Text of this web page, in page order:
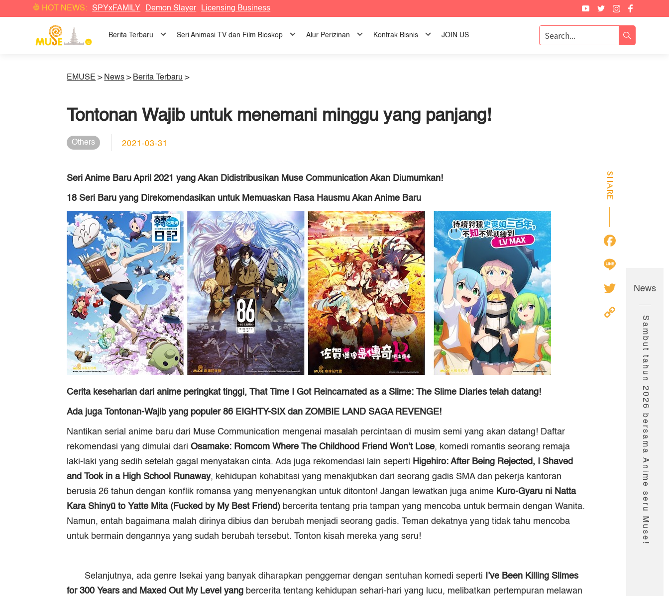
HOT NEWS: SPYxFAMILY Demon Slayer Licensing Business
Berita Terbaru Seri Animasi TV dan Film Bioskop Alur Perizinan Kontrak Bisnis JOIN US
EMUSE > News > Berita Terbaru >
Tontonan Wajib untuk menemani minggu yang panjang!
Others 2021-03-31
Seri Anime Baru April 2021 yang Akan Didistribusikan Muse Communication Akan Diumumkan!
18 Seri Baru yang Direkomendasikan untuk Memuaskan Rasa Hausmu Akan Anime Baru
Cerita keseharian dari anime peringkat tinggi,That Time I Got Reincarnated as a Slime: The Slime Diaries telah datang!
Ada juga Tontonan-Wajib yang populer86 EIGHTY-SIXdanZOMBIE LAND SAGA REVENGE!
Nantikan serial anime baru dari Muse Communication mengenai masalah percintaan di musim semi yang akan datang! Daftar
rekomendasi yang dimulai dariOsamake: Romcom Where The Childhood Friend Won’t Lose, komedi romantis seorang remaja
laki-laki yang sedih setelah gagal menyatakan cinta. Ada juga rekomendasi lain seperti Higehiro: After Being Rejected, I Shaved
and Took in a High School Runaway, kehidupan kohabitasi yang menakjubkan dari seorang gadis SMA dan pekerja kantoran
berusia 26 tahun dengan konflik romansa yang menyenangkan untuk ditonton! Jangan lewatkan juga anime Kuro-Gyaru ni Natta
Kara Shinyū to Yatte Mita (Fucked by My Best Friend) bercerita tentang pria tampan yang mencoba untuk bermain dengan Wanita.
Namun, entah bagaimana malah dirinya dibius dan berubah menjadi seorang gadis. Teman dekatnya yang tidak tahu mencoba
untuk bermain dengannya yang sudah berubah tersebut. Tonton kisah mereka yang seru!
Selanjutnya, ada genre Isekai yang banyak diharapkan penggemar dengan sentuhan komedi seperti
I’ve Been Killing Slimes
for 300 Years and Maxed Out My Level yang bercerita tentang kehidupan sehari-hari yang lucu, melibatkan pertempuran melawan
SHARE
Twitter
Copy
Link
News
Sambut tahun 2026 bersama Anime seru Muse!